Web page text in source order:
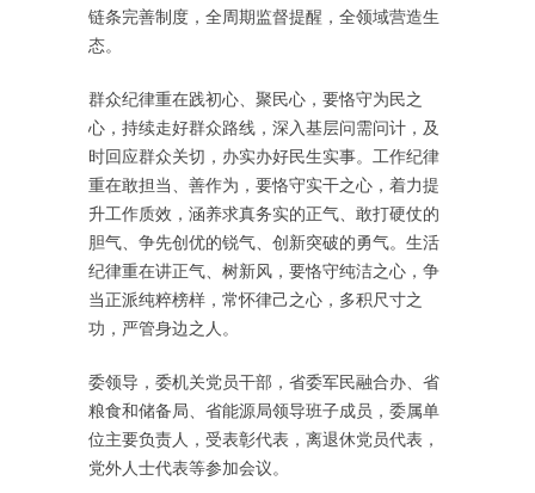
链条完善制度，全周期监督提醒，全领域营造生
态。
群众纪律重在践初心、聚民心，要恪守为民之
心，持续走好群众路线，深入基层问需问计，及
时回应群众关切，办实办好民生实事。工作纪律
重在敢担当、善作为，要恪守实干之心，着力提
升工作质效，涵养求真务实的正气、敢打硬仗的
胆气、争先创优的锐气、创新突破的勇气。生活
纪律重在讲正气、树新风，要恪守纯洁之心，争
当正派纯粹榜样，常怀律己之心，多积尺寸之
功，严管身边之人。
委领导，委机关党员干部，省委军民融合办、省
粮食和储备局、省能源局领导班子成员，委属单
位主要负责人，受表彰代表，离退休党员代表，
党外人士代表等参加会议。